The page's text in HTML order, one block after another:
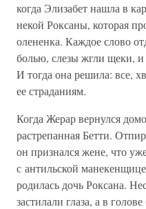
когда Элизабет нашла в
некой Роксаны, которая
олененка. Каждое слово
болью, слезы жгли щеки, и
И тогда она решила: все,
ее страданиям.
Когда Жерар вернулся
растрепанная Бетти.
он признался жене, что
с антильской
родилась дочь Роксана.
застилали глаза, а в